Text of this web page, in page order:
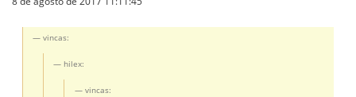
vincas:
hilex:
vincas: